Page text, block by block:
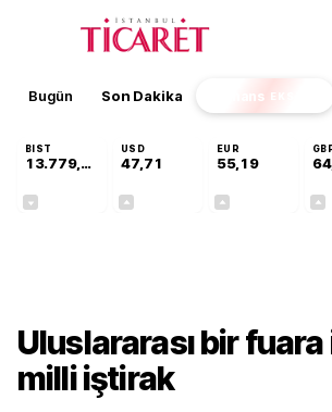
Bugün Son Dakika Finans EKSTRA
BIST
13.779,39
USD
47,71
EUR
55,19
Uluslararası bir
milli iştirak